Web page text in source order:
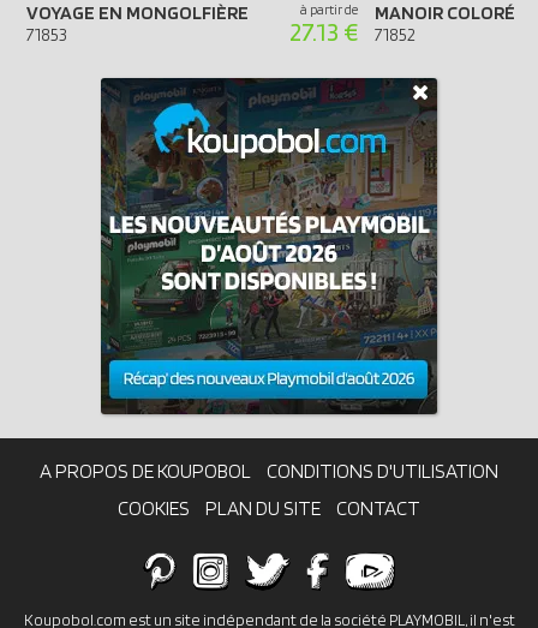
VOYAGE EN MONGOLFIÈRE
71853
à partir de
27.13 € 71852
A PROPOS DE KOUPOBOL
CONDITIONS D'UTILISATION
COOKIES
PLAN DU SITE CONTACT
Koupobol.com est un site indépendant de la société PLAYMOBIL, il n'est